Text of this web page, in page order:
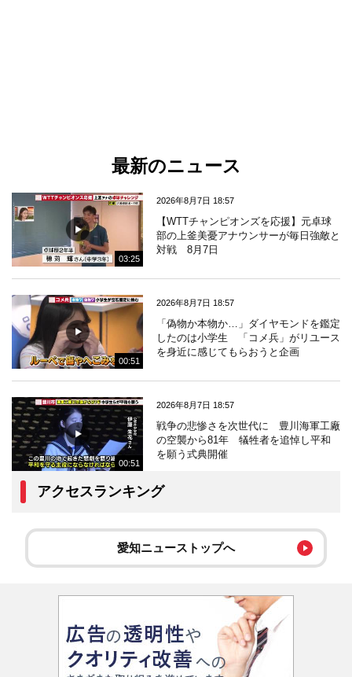
最新のニュース
03:25
2026年8月7日 18:57
【WTTチャンピオンズを応援】元卓球
部の上釜美憂アナウンサーが毎日強敵と
対戦 8月7日
00:51
2026年8月7日 18:57
「偽物か本物か…」ダイヤモンドを鑑定
したのは小学生 「コメ兵」がリユース
を身近に感じてもらおうと企画
00:51
2026年8月7日 18:57
戦争の悲惨さを次世代に 豊川海軍工廠
の空襲から81年 犠牲者を追悼し平和
を願う式典開催
アクセスランキング
愛知ニューストップへ